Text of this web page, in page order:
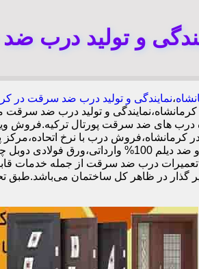
و تولید درب
،نمایندگی و تولید درب ضد سرقت در
و تولید درب ضد
درب های ضد سرقت پورتال
درب با نرخ
کرمانشاه،ایمن ترین درب ضد سرقت-خرید مستقیم از کارخانه
درب ضد سرقت
گذار در ظاهر کل ساختمان می‌باشد.طبق